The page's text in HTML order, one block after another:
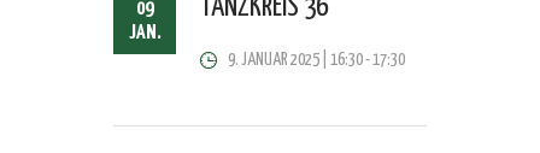
09
JAN.
TANZKREIS 36
9. JANUAR 2025 | 16:30-17:30